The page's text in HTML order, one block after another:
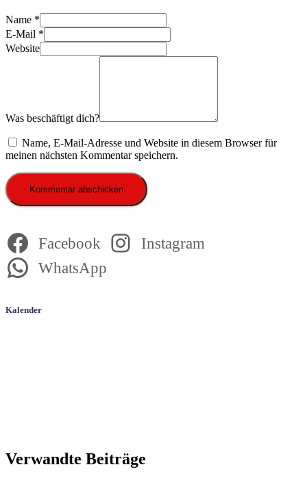
Name *
E-Mail *
Website
Was beschäftigt dich?
Name, E-Mail-Adresse und Website in diesem Browser für
meinen nächsten Kommentar speichern.
Facebook
Instagram
WhatsApp
Kalender
Verwandte Beiträge